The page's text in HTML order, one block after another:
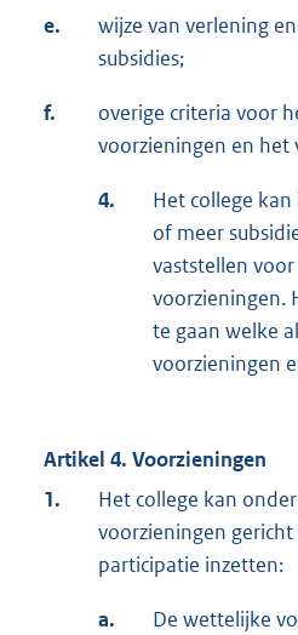
e.
wijze van verlening
subsidies;
f.
overige criteria voor
voorzieningen en het
4.
Het college
of meer
vaststellen
voorzieningen.
te gaan welke
voorzieningen
Artikel 4. Voorzieningen
1.
Het college kan
voorzieningen
participatie inzetten:
a.
De wettelijke